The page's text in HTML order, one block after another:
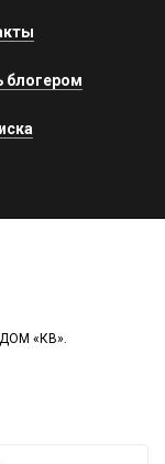
блогером
«КВ».